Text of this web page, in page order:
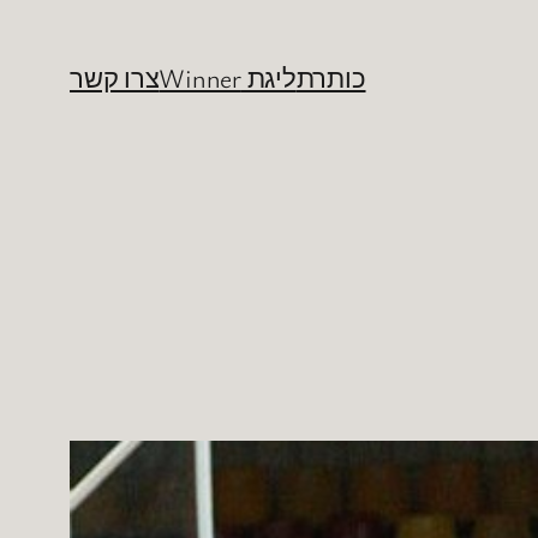
כותרתליגת Winner צרו קשר